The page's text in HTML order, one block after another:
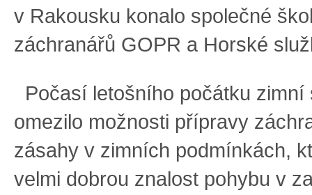
v Rakousku konalo společné
záchranářů GOPR a Horské
Počasí letošního počátku zimní
omezilo možnosti přípravy
zásahy v zimních podmínkách,
velmi dobrou znalost pohybu v